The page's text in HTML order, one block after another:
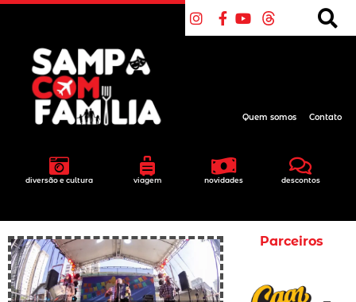
diversão e cultura viagem novidades descontos
Quem somos Contato
Parceiros